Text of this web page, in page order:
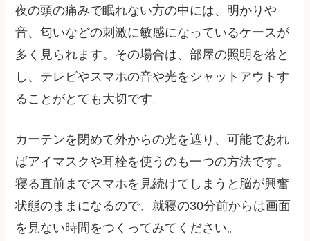
夜の頭の痛みで眠れない方の中には、明かりや
音、匂いなどの刺激に敏感になっているケースが
多く見られます。その場合は、部屋の照明を落と
し、テレビやスマホの音や光をシャットアウトす
ることがとても大切です。
カーテンを閉めて外からの光を遮り、可能であれ
ばアイマスクや耳栓を使うのも一つの方法です。
寝る直前までスマホを見続けてしまうと脳が興奮
状態のままになるので、就寝の30分前からは画面
を見ない時間をつくってみてください。